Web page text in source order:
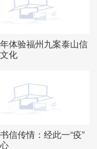
体验福州九案泰山信
化
信传情：经此一“疫”